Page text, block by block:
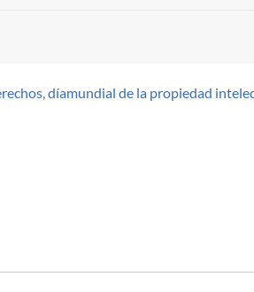
,díamundial de la propiedad